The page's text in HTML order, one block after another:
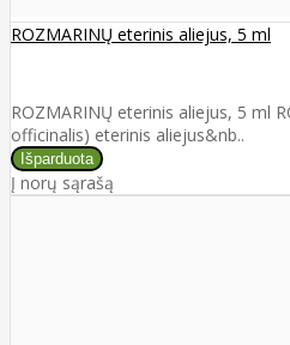
ROZMARINŲ eterinis aliejus, 5 ml
ROZMARINŲ eterinis aliejus, 5 ml
officinalis) eterinis aliejus&nb..
Į norų sąrašą